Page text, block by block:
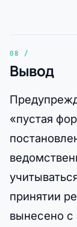
Вывод
«пустая
принятии
вынесено